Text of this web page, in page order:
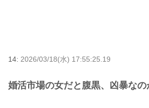
14: 2026/03/18(水) 17:55:25.19
婚活市場の女だと腹黒、凶暴なの